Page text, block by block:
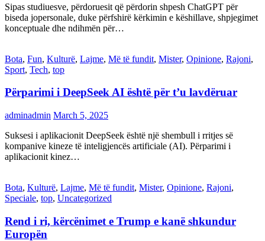
Sipas studiuesve, përdoruesit që përdorin shpesh ChatGPT për
biseda jopersonale, duke përfshirë kërkimin e këshillave, shpjegimet
konceptuale dhe ndihmën për…
Bota, Fun, Kulturë, Lajme, Më të fundit, Mister, Opinione, Rajoni,
Sport, Tech, top
Përparimi i DeepSeek AI është për t’u lavdëruar
adminadmin March 5, 2025
Suksesi i aplikacionit DeepSeek është një shembull i rritjes së
kompanive kineze të inteligjencës artificiale (AI). Përparimi i
aplikacionit kinez…
Bota, Kulturë, Lajme, Më të fundit, Mister, Opinione, Rajoni,
Speciale, top, Uncategorized
Rend i ri, kërcënimet e Trump e kanë shkundur
Europën